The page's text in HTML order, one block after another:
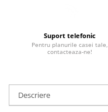
Suport telefonic
Pentru planurile casei tale,
contacteaza-ne!
Descriere